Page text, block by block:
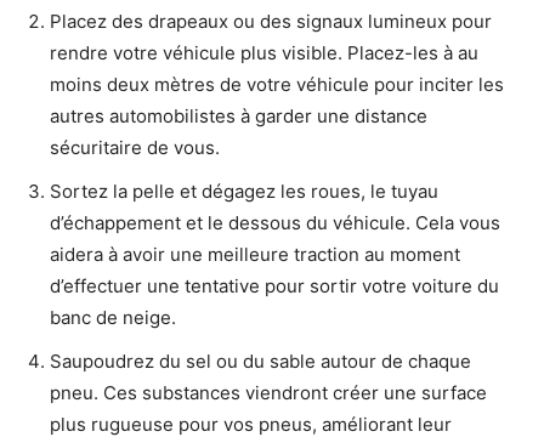
Placez des drapeaux ou des signaux lumineux pour
rendre votre véhicule plus visible. Placez-les à au
moins deux mètres de votre véhicule pour inciter les
autres automobilistes à garder une distance
sécuritaire de vous.
Sortez la pelle et dégagez les roues, le tuyau
d’échappement et le dessous du véhicule. Cela vous
aidera à avoir une meilleure traction au moment
d’effectuer une tentative pour sortir votre voiture du
banc de neige.
Saupoudrez du sel ou du sable autour de chaque
pneu. Ces substances viendront créer une surface
plus rugueuse pour vos pneus, améliorant leur